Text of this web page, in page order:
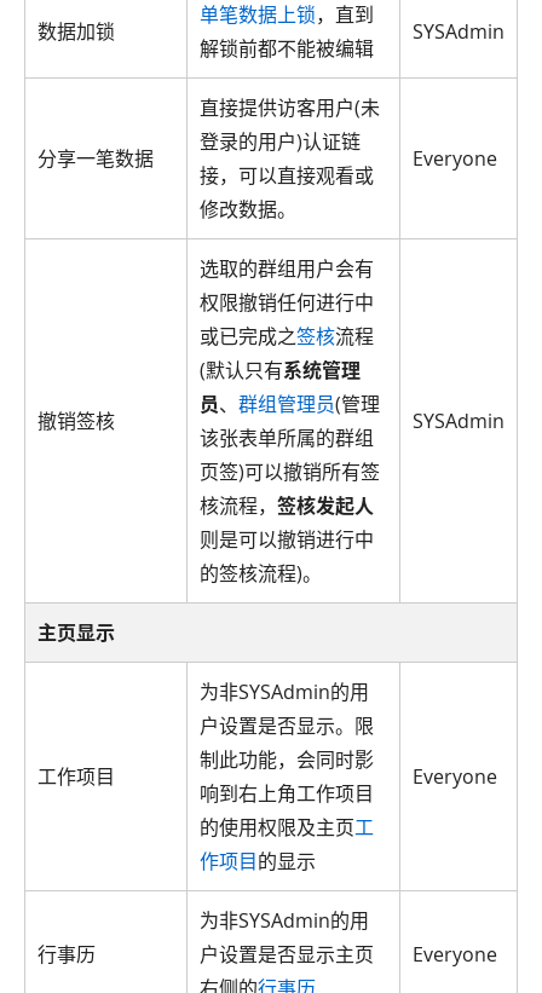
数据加锁
单笔数据上锁，直到
解锁前都不能被编辑
SYSAdmin
分享一笔数据
直接提供访客用户(未
登录的用户)认证链
接，可以直接观看或
修改数据。
Everyone
撤销签核
选取的群组用户会有
权限撤销任何进行中
或已完成之签核流程
(默认只有系统管理
员、 群组管理员(管理
该张表单所属的群组
页签)可以撤销所有签
核流程， 签核发起人
则是可以撤销进行中
的签核流程)。
SYSAdmin
主页显示
工作项目
为非SYSAdmin的用
户设置是否显示。限
制此功能，会同时影
响到右上角工作项目
的使用权限及主页工
作项目的显示
Everyone
行事历
为非SYSAdmin的用
户设置是否显示主页
Everyone